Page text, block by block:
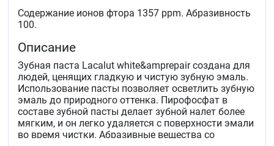
Содержание ионов фтора 1357 ppm. Абразивность
100.
Описание
Зубная паста Lacalut white&amprepair создана для
людей, ценящих гладкую и чистую зубную эмаль.
Использование пасты позволяет осветлить зубную
эмаль до природного оттенка. Пирофосфат в
составе зубной пасты делает зубной налет более
мягким, и он легко удаляется с поверхности эмали
во время чистки. Абразивные вещества со